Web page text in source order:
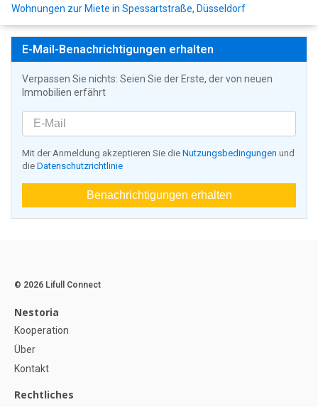
Wohnungen zur Miete in Spessartstraße, Düsseldorf
E-Mail-Benachrichtigungen erhalten
Verpassen Sie nichts: Seien Sie der Erste, der von neuen
Immobilien erfährt
Mit der Anmeldung akzeptieren Sie die Nutzungsbedingungen und
die Datenschutzrichtlinie
Benachrichtigungen erhalten
© 2026 Lifull Connect
Nestoria
Kooperation
Über
Kontakt
Rechtliches